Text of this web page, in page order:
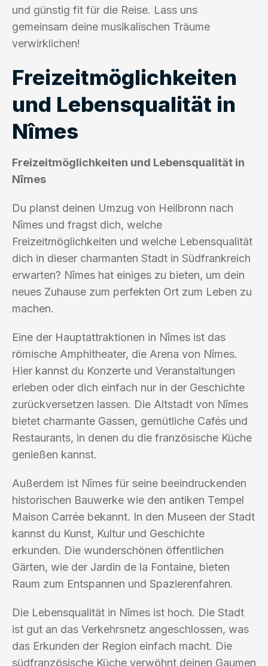
und günstig fit für die Reise. Lass uns
gemeinsam deine musikalischen Träume
verwirklichen!
Freizeitmöglichkeiten
und Lebensqualität in
Nîmes
Freizeitmöglichkeiten und Lebensqualität in
Nîmes
Du planst deinen Umzug von Heilbronn nach
Nîmes und fragst dich, welche
Freizeitmöglichkeiten und welche Lebensqualität
dich in dieser charmanten Stadt in Südfrankreich
erwarten? Nîmes hat einiges zu bieten, um dein
neues Zuhause zum perfekten Ort zum Leben zu
machen.
Eine der Hauptattraktionen in Nîmes ist das
römische Amphitheater, die Arena von Nîmes.
Hier kannst du Konzerte und Veranstaltungen
erleben oder dich einfach nur in der Geschichte
zurückversetzen lassen. Die Altstadt von Nîmes
bietet charmante Gassen, gemütliche Cafés und
Restaurants, in denen du die französische Küche
genießen kannst.
Außerdem ist Nîmes für seine beeindruckenden
historischen Bauwerke wie den antiken Tempel
Maison Carrée bekannt. In den Museen der Stadt
kannst du Kunst, Kultur und Geschichte
erkunden. Die wunderschönen öffentlichen
Gärten, wie der Jardin de la Fontaine, bieten
Raum zum Entspannen und Spazierenfahren.
Die Lebensqualität in Nîmes ist hoch. Die Stadt
ist gut an das Verkehrsnetz angeschlossen, was
das Erkunden der Region einfach macht. Die
südfranzösische Küche verwöhnt deinen Gaumen